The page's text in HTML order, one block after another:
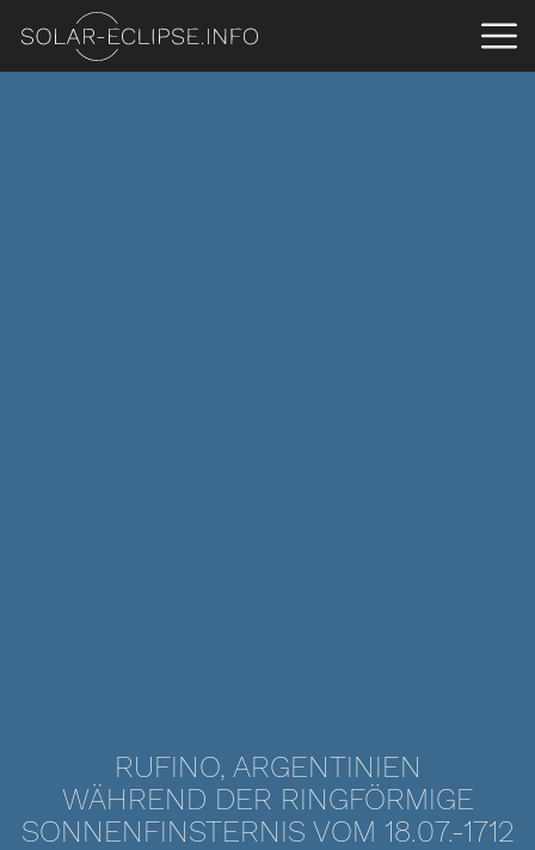
RUFINO, ARGENTINIEN
WÄHREND DER RINGFÖRMIGE
SONNENFINSTERNIS VOM 18.07.-1712